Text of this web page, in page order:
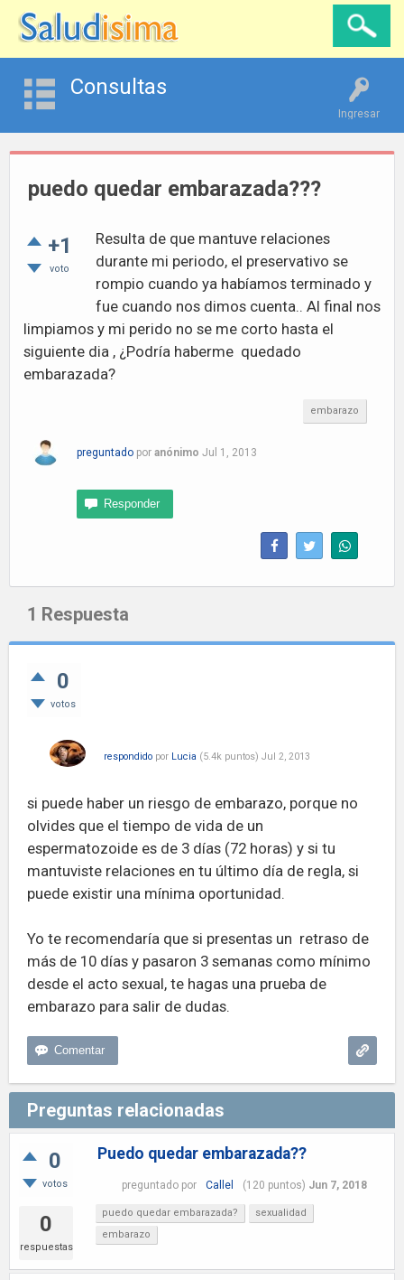
Ingresar
Consultas
puedo quedar embarazada???
+1
voto
Resulta de que mantuve relaciones
durante mi periodo, el preservativo se
rompio cuando ya habíamos terminado y
fue cuando nos dimos cuenta.. Al final nos
limpiamos y mi perido no se me corto hasta el
siguiente dia , ¿Podría haberme quedado
embarazada?
embarazo
preguntado por anónimo Jul 1, 2013
1 Respuesta
0
votos
respondido por Lucia (5.4k puntos) Jul 2, 2013
si puede haber un riesgo de embarazo, porque no
olvides que el tiempo de vida de un
espermatozoide es de 3 días (72 horas) y si tu
mantuviste relaciones en tu último día de regla, si
puede existir una mínima oportunidad.
Yo te recomendaría que si presentas un retraso de
más de 10 días y pasaron 3 semanas como mínimo
desde el acto sexual, te hagas una prueba de
embarazo para salir de dudas.
Preguntas relacionadas
0
votos
0
respuestas
Puedo quedar embarazada??
preguntado por Callel (120 puntos) Jun 7, 2018
puedo quedar embarazada?
sexualidad
embarazo